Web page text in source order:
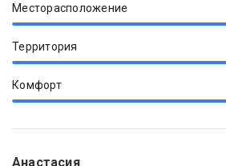
Месторасположение
Территория
Комфорт
Анастасия